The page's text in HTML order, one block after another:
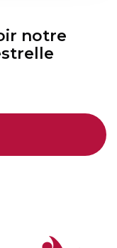
notre